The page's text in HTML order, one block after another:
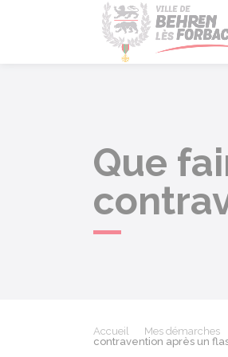
Que
Accueil Mes démarches
contravention après un